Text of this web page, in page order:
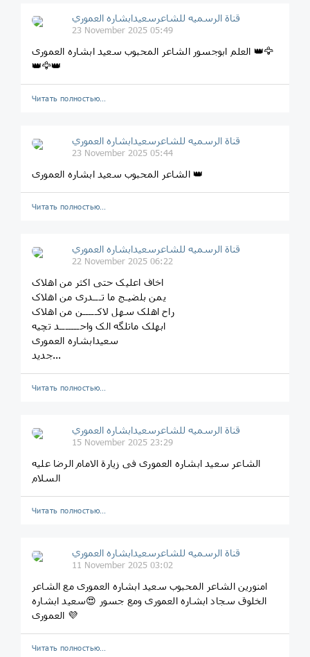
قناة الرسميه للشاعرسعیدابشاره العموري
23 November 2025 05:49
العلم ابوجسور الشاعر المحبوب سعید ابشاره العموری 👑🦅
👑🦅👑
Читать полностью…
قناة الرسميه للشاعرسعیدابشاره العموري
23 November 2025 05:44
الشاعر المحبوب سعید ابشاره العموری 👑
Читать полностью…
قناة الرسميه للشاعرسعیدابشاره العموري
22 November 2025 06:22
اخاف اعلیک حتی اکثر من اهلاک
یمن بلضیـج ما تـــدری من اهلاک
راح اهلک سهل لاکـــــن من اهلاک
ابهلک ماتلگه الک واحـــــــد تچیه
سعیدابشاره العموری
جدید...
Читать полностью…
قناة الرسميه للشاعرسعیدابشاره العموري
15 November 2025 23:29
الشاعر سعید ابشاره العموری فی زیارة الامام الرضا علیه
السلام
Читать полностью…
قناة الرسميه للشاعرسعیدابشاره العموري
11 November 2025 03:02
امنورین الشاعر المحبوب سعید ابشاره العموری مع الشاعر
الخلوق سجاد ابشاره العموری ومع جسور 😍سعید ابشاره
العموری 💜
Читать полностью…